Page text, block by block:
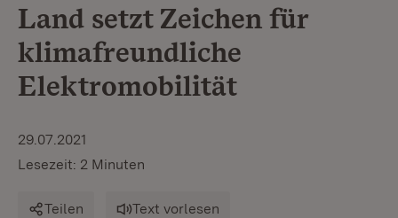
Land setzt Zeichen für
klimafreundliche
Elektromobilität
29.07.2021
Lesezeit: 2 Minuten
Teilen Text vorlesen